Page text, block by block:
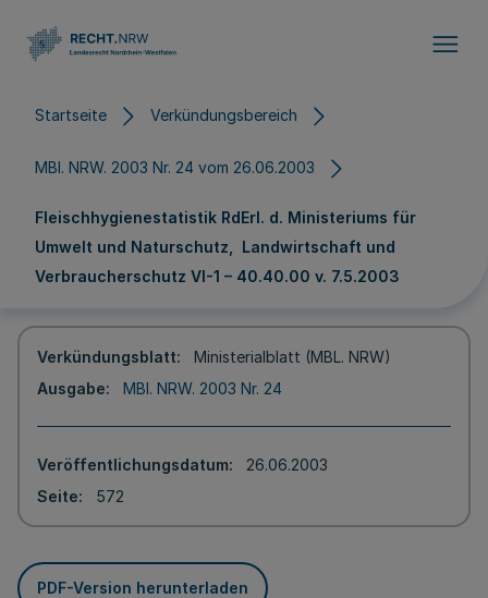
Startseite Verkündungsbereich
MBl. NRW. 2003 Nr. 24 vom 26.06.2003
Fleischhygienestatistik RdErl. d. Ministeriums für
Umwelt und Naturschutz, Landwirtschaft und
Verbraucherschutz VI-1 – 40.40.00 v. 7.5.2003
Verkündungsblatt
Ministerialblatt (MBL. NRW)
Ausgabe
MBl. NRW. 2003 Nr. 24
Veröffentlichungsdatum
26.06.2003
Seite
572
PDF-Version herunterladen